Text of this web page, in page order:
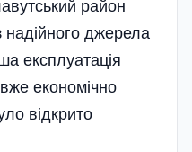
район
надійного джерела
експлуатація
економічно
відкрито